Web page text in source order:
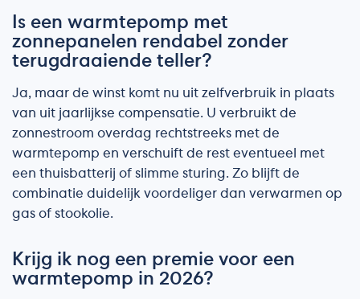
Is een warmtepomp met
zonnepanelen rendabel zonder
terugdraaiende teller?
Ja, maar de winst komt nu uit zelfverbruik in plaats
van uit jaarlijkse compensatie. U verbruikt de
zonnestroom overdag rechtstreeks met de
warmtepomp en verschuift de rest eventueel met
een thuisbatterij of slimme sturing. Zo blijft de
combinatie duidelijk voordeliger dan verwarmen op
gas of stookolie.
Krijg ik nog een premie voor een
warmtepomp in 2026?